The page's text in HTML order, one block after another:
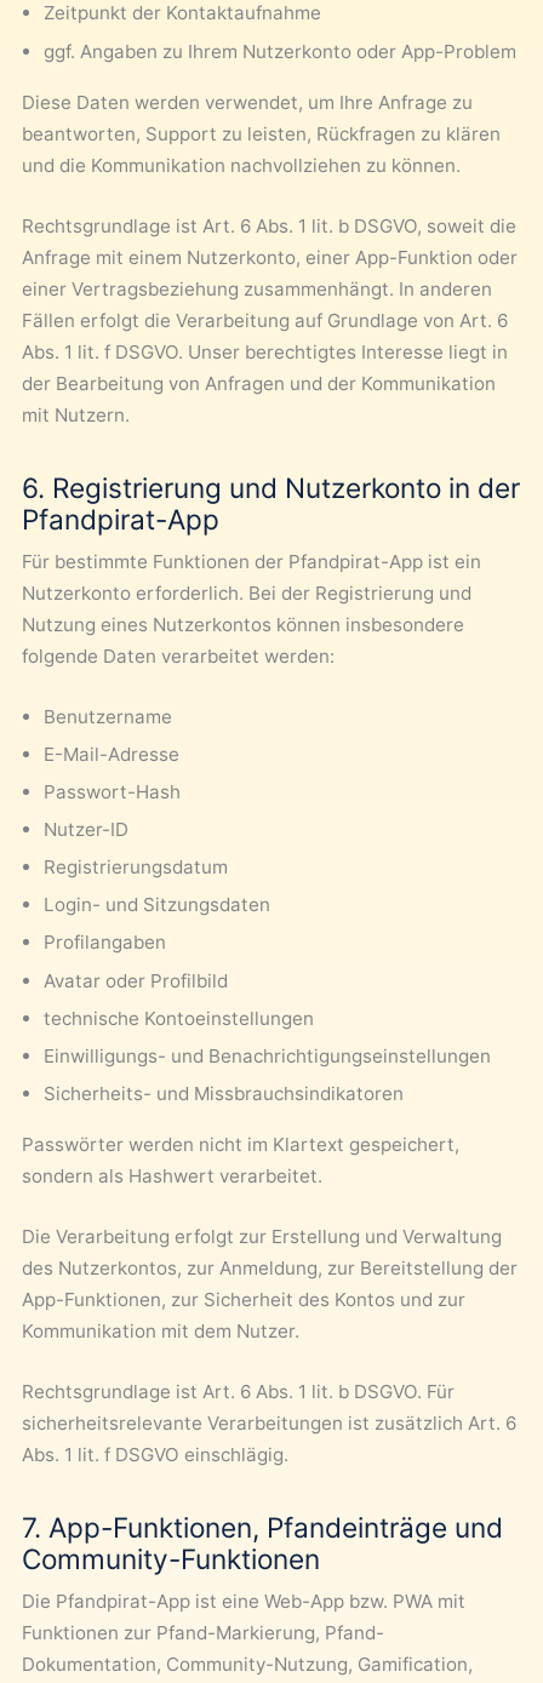
Zeitpunkt der Kontaktaufnahme
ggf. Angaben zu Ihrem Nutzerkonto oder App-Problem
Diese Daten werden verwendet, um Ihre Anfrage zu
beantworten, Support zu leisten, Rückfragen zu klären
und die Kommunikation nachvollziehen zu können.
Rechtsgrundlage ist Art. 6 Abs. 1 lit. b DSGVO, soweit die
Anfrage mit einem Nutzerkonto, einer App-Funktion oder
einer Vertragsbeziehung zusammenhängt. In anderen
Fällen erfolgt die Verarbeitung auf Grundlage von Art. 6
Abs. 1 lit. f DSGVO. Unser berechtigtes Interesse liegt in
der Bearbeitung von Anfragen und der Kommunikation
mit Nutzern.
6. Registrierung und Nutzerkonto in der
Pfandpirat-App
Für bestimmte Funktionen der Pfandpirat-App ist ein
Nutzerkonto erforderlich. Bei der Registrierung und
Nutzung eines Nutzerkontos können insbesondere
folgende Daten verarbeitet werden:
Benutzername
E-Mail-Adresse
Passwort-Hash
Nutzer-ID
Registrierungsdatum
Login- und Sitzungsdaten
Profilangaben
Avatar oder Profilbild
technische Kontoeinstellungen
Einwilligungs- und Benachrichtigungseinstellungen
Sicherheits- und Missbrauchsindikatoren
Passwörter werden nicht im Klartext gespeichert,
sondern als Hashwert verarbeitet.
Die Verarbeitung erfolgt zur Erstellung und Verwaltung
des Nutzerkontos, zur Anmeldung, zur Bereitstellung der
App-Funktionen, zur Sicherheit des Kontos und zur
Kommunikation mit dem Nutzer.
Rechtsgrundlage ist Art. 6 Abs. 1 lit. b DSGVO. Für
sicherheitsrelevante Verarbeitungen ist zusätzlich Art. 6
Abs. 1 lit. f DSGVO einschlägig.
7. App-Funktionen, Pfandeinträge und
Community-Funktionen
Die Pfandpirat-App ist eine Web-App bzw. PWA mit
Funktionen zur Pfand-Markierung, Pfand-
Dokumentation, Community-Nutzung, Gamification,